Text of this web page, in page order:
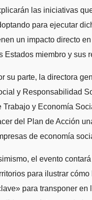
las iniciativas
para ejecutar
un impacto directo
Estados miembro y sus
su parte, la directora
y Responsabilidad
Trabajo y Economía
del Plan de Acción
de economía
el evento
para ilustrar
para transponer en